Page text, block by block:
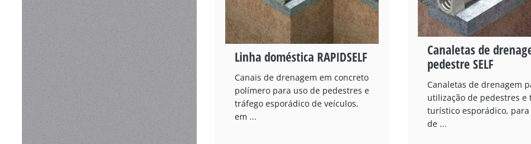
Linha doméstica RAPIDSELF
Canais de drenagem em concreto
polímero para uso de pedestres e
tráfego esporádico de veículos,
em ...
Canaletas de
pedestre SELF
Canaletas de drenagem
utilização de pedestres e
turístico esporádico, para
de ...